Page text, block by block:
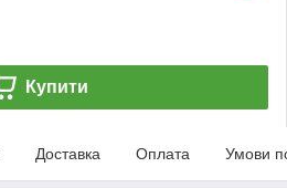
Купити
Доставка Оплата Умови